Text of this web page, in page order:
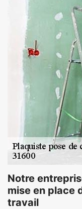
Notre
mise en place
travail